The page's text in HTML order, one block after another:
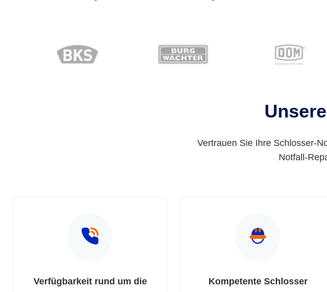
Vertrauen Sie Ihre Schlosser-
Notfall-
Verfügbarkeit rund um die
Kompetente Schlosser